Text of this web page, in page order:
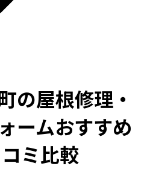
の屋根修理・
ームおすすめ
ミ比較